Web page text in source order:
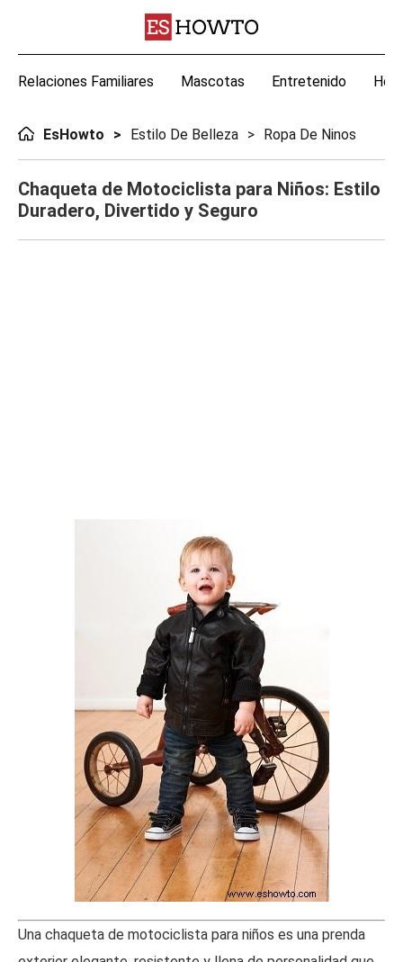
Relaciones Familiares Mascotas Entretenido
EsHowto Estilo De Belleza Ropa De Ninos
Chaqueta de Motociclista para Niños: Estilo
Duradero, Divertido y Seguro
Una chaqueta de motociclista para niños es una prenda